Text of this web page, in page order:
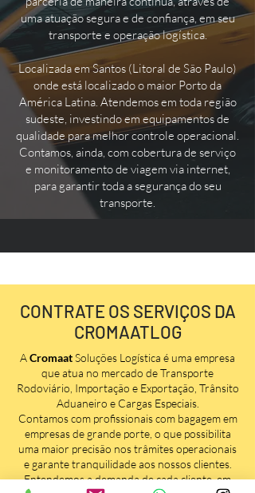
uma atuação segura e de confiança, em seu
transporte e operação logística.
Localizada em Santos (Litoral de São Paulo)
onde está localizado o maior Porto da
América Latina. Atendemos em toda região
sudeste, investindo em equipamentos de
qualidade para melhor controle operacional.
Contamos, ainda, com cobertura de serviço
e monitoramento de viagem via internet,
para garantir toda a segurança do seu
transporte.
CONTRATE OS SERVIÇOS DA
CROMAATLOG
ACromaatSoluções Logística é uma empresa
que atua no mercado de Transporte
Rodoviário, Importação e Exportação, Trânsito
Aduaneiro e Cargas Especiais.
Contamos com profissionais com bagagem em
empresas de grande porte, o que possibilita
uma maior precisão nos trâmites operacionais
e garante tranquilidade aos nossos clientes.
Entendemos a demanda de cada cliente, em